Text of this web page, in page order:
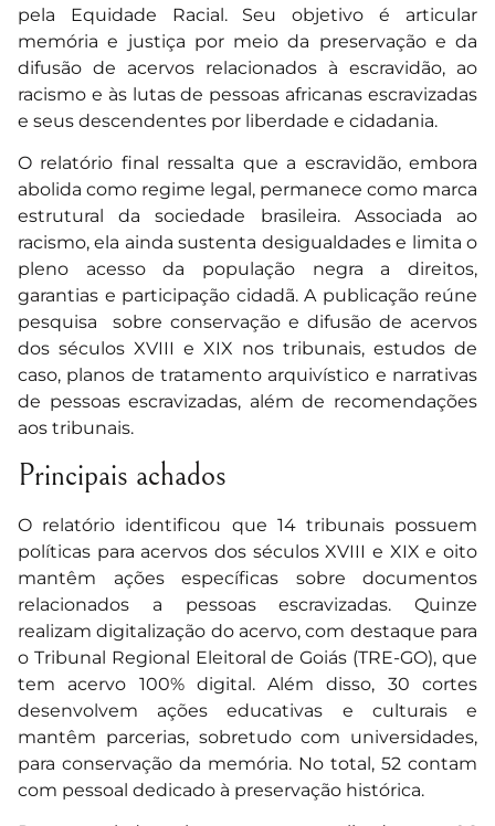
pela Equidade Racial. Seu objetivo é articular
memória e justiça por meio da preservação e da
difusão de acervos relacionados à escravidão, ao
racismo e às lutas de pessoas africanas escravizadas
e seus descendentes por liberdade e cidadania.
O relatório final ressalta que a escravidão, embora
abolida como regime legal, permanece como marca
estrutural da sociedade brasileira. Associada ao
racismo, ela ainda sustenta desigualdades e limita o
pleno acesso da população negra a direitos,
garantias e participação cidadã. A publicação reúne
pesquisa sobre conservação e difusão de acervos
dos séculos XVIII e XIX nos tribunais, estudos de
caso, planos de tratamento arquivístico e narrativas
de pessoas escravizadas, além de recomendações
aos tribunais.
Principais achados
O relatório identificou que 14 tribunais possuem
políticas para acervos dos séculos XVIII e XIX e oito
mantêm ações específicas sobre documentos
relacionados a pessoas escravizadas. Quinze
realizam digitalização do acervo, com destaque para
o Tribunal Regional Eleitoral de Goiás (TRE-GO), que
tem acervo 100% digital. Além disso, 30 cortes
desenvolvem ações educativas e culturais e
mantêm parcerias, sobretudo com universidades,
para conservação da memória. No total, 52 contam
com pessoal dedicado à preservação histórica.